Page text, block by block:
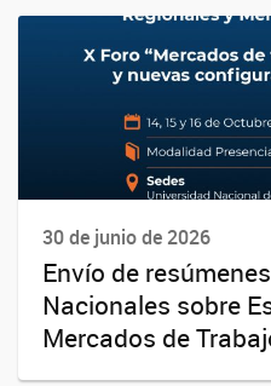
30 de junio de 2026
Envío de
Nacionales sobre
Mercados de